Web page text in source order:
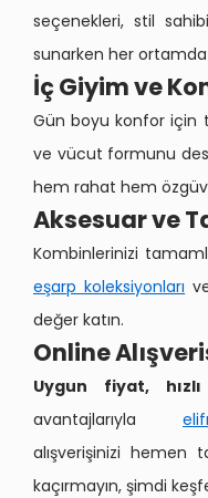
seçenekleri, stil
sunarken her
İç Giyim ve
Gün boyu konfor için
ve vücut formunu
hem rahat hem
Aksesuar ve
Kombinlerinizi
eşarp koleksiyonları
değer katın.
Online
Uygun fiyat,
avantajlarıyla
alışverişinizi hemen
kaçırmayın, şimdi